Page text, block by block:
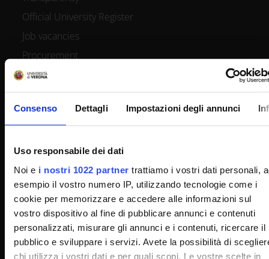
Consenso Dettagli Impostazioni degli annunci
Uso responsabile dei dati
Noi e i nostri 1022 partner trattiamo i vostri dati personali,
esempio il vostro numero IP, utilizzando tecnologie come i
cookie per memorizzare e accedere alle informazioni sul
vostro dispositivo al fine di pubblicare annunci e contenuti
personalizzati, misurare gli annunci e i contenuti, ricercare il
pubblico e sviluppare i servizi. Avete la possibilità di
chi utilizza i vostri dati e per quali scopi. Le vostre scelte in
Official University Register
Job vacancies
Procurement
Notifications
Terms and conditions
Privacy policy
Sponsorizzazioni e donazioni
Events
Support us
Firma Elettronica Avanzata
SPID
Accessibilità